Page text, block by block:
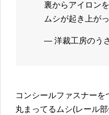
裏からアイロン
ムシが起き上が
— 洋裁工房のう
コンシールファスナーを
丸まってるムシ(レール